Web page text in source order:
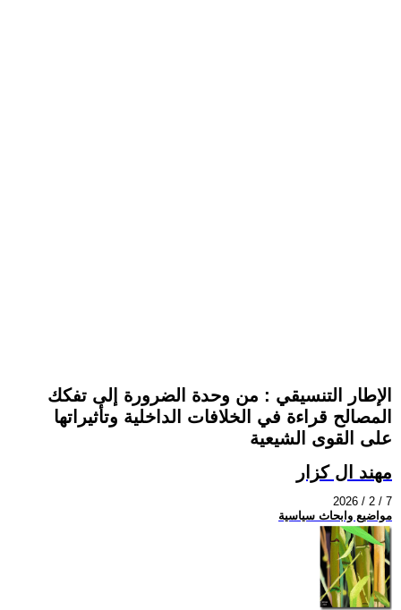
الإطار التنسيقي : من وحدة الضرورة إلى تفكك
المصالح قراءة في الخلافات الداخلية وتأثيراتها
على القوى الشيعية
مهند ال كزار
2026 / 2 / 7
مواضيع وابحاث سياسية